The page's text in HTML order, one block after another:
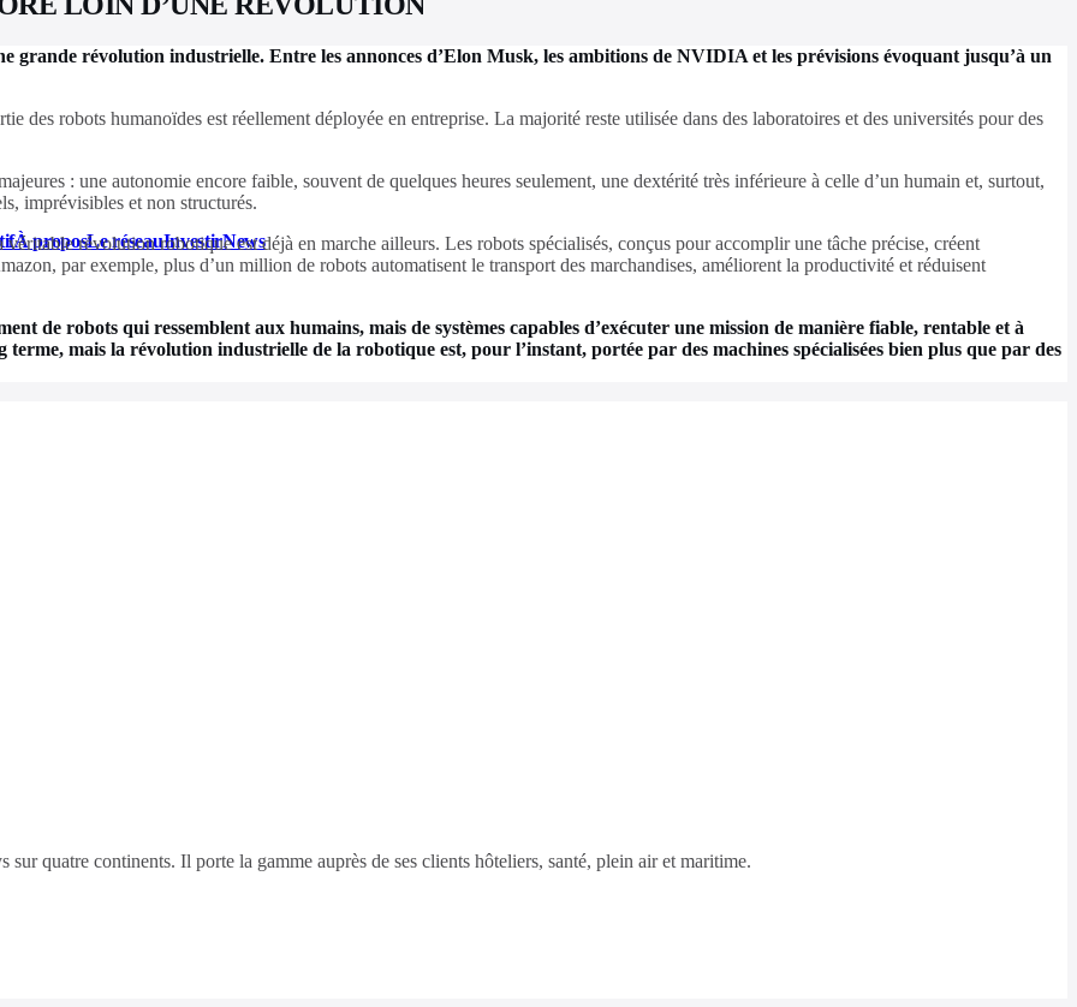
À proposLe réseauInvestirNews
grande révolution industrielle. Entre les annonces d’Elon Musk, les ambitions de NVIDIA et les prévisions évoquant jusqu’à un
des robots humanoïdes est réellement déployée en entreprise. La majorité reste utilisée dans des laboratoires et des universités pour des
: une autonomie encore faible, souvent de quelques heures seulement, une dextérité très inférieure à celle d’un humain et, surtout,
imprévisibles et non structurés.
révolution robotique est déjà en marche ailleurs. Les robots spécialisés, conçus pour accomplir une tâche précise, créent
par exemple, plus d’un million de robots automatisent le transport des marchandises, améliorent la productivité et réduisent
de robots qui ressemblent aux humains, mais de systèmes capables d’exécuter une mission de manière fiable, rentable et à
mais la révolution industrielle de la robotique est, pour l’instant, portée par des machines spécialisées bien plus que par des
quatre continents. Il porte la gamme auprès de ses clients hôteliers, santé, plein air et maritime.